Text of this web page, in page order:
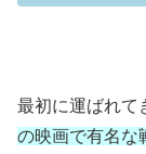
最初に運ばれて
の映画で有名な